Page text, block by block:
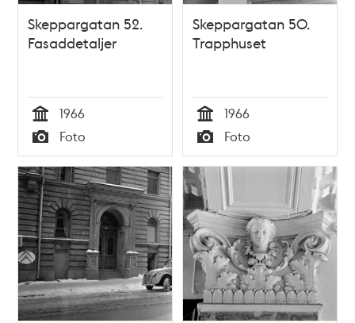
Skeppargatan 52.
Fasaddetaljer
Tid
1966
Typ
Foto
Skeppargatan 50.
Trapphuset
Tid
1966
Typ
Foto